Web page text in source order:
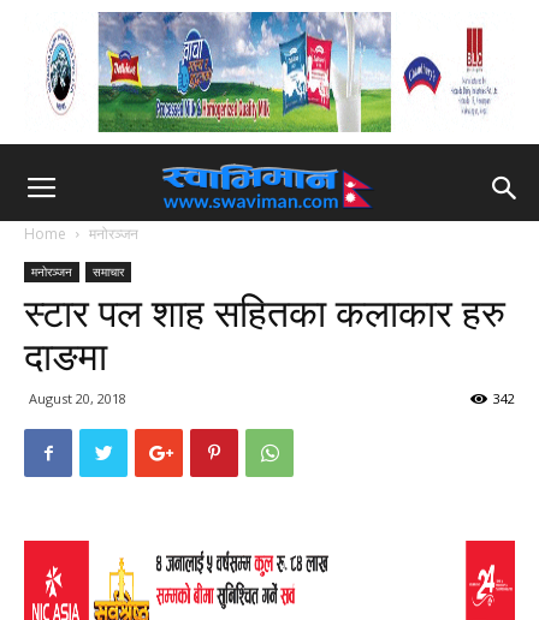
Home मनोरञ्जन
मनोरञ्जन समाचार
स्टार पल शाह सहितका कलाकार हरु
दाङमा
August 20, 2018 342